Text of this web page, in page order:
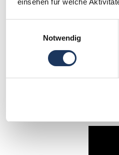
Notwendig
In